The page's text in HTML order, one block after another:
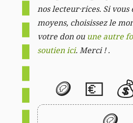
nos lecteur·rices. Si vous
moyens, choisissez le
votre don ou une autre
soutien ici. Merci ! .
🪙 💶